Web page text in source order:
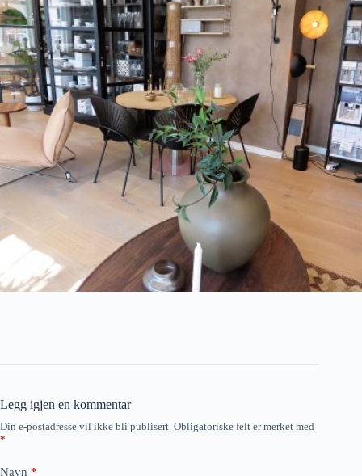
Legg igjen en kommentar
Din e-postadresse vil ikke bli publisert. Obligatoriske felt er merket med
*
Navn *